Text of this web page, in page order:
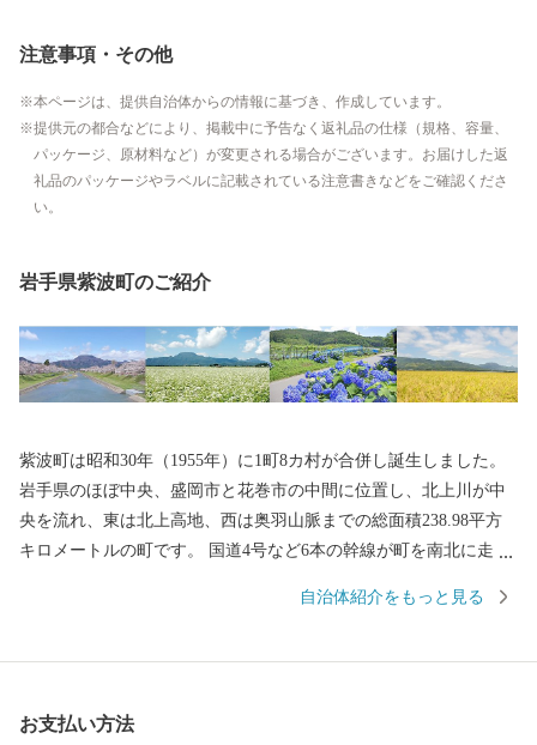
注意事項・その他
本ページは、提供自治体からの情報に基づき、作成しています。
提供元の都合などにより、掲載中に予告なく返礼品の仕様（規格、容量、
パッケージ、原材料など）が変更される場合がございます。お届けした返
礼品のパッケージやラベルに記載されている注意書きなどをご確認くださ
い。
岩手県紫波町のご紹介
紫波町は昭和30年（1955年）に1町8カ村が合併し誕生しました。
岩手県のほぼ中央、盛岡市と花巻市の中間に位置し、北上川が中
央を流れ、東は北上高地、西は奥羽山脈までの総面積238.98平方
キロメートルの町です。 国道4号など6本の幹線が町を南北に走
やブドウ、西部では西洋梨などのフルーツ栽培も盛んです。
自治体紹介をもっと見る
お支払い方法